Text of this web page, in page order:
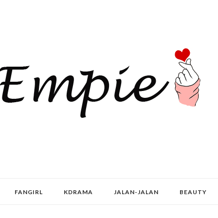
FANGIRL KDRAMA JALAN-JALAN BEAUTY